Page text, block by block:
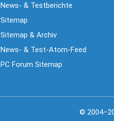
News- & Testberichte
Sitemap
Sitemap & Archiv
News- & Test-Atom-Feed
PC Forum Sitemap
©